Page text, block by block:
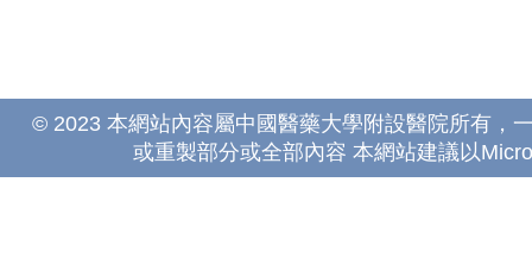
© 2023 本網站內容屬中國醫藥大學附設醫院所有，
或重製部分或全部內容 本網站建議以